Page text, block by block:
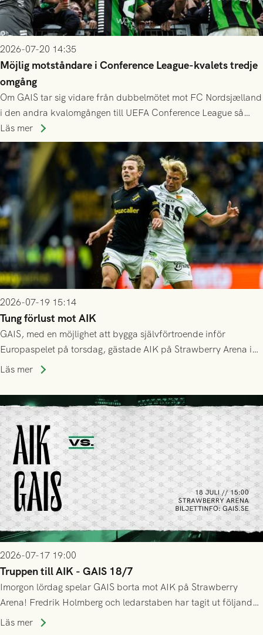
2026-07-20 14:35
Möjlig motståndare i Conference League-kvalets tredje
omgång
Om GAIS tar sig vidare från dubbelmötet mot FC Nordsjælland
i den andra kvalomgången till UEFA Conference League så
spelas den tredje kvalomgången kort därpå. Motståndare blir
då vinnaren i mötet mellan isländska Valur och HŠK Zrinjski
Mostar från Bosnien och Hercegovina.
Läs mer
2026-07-19 15:14
Tung förlust mot AIK
GAIS, med en möjlighet att bygga självförtroende inför
Europaspelet på torsdag, gästade AIK på Strawberry Arena i
Stockholm . Men trots konstant hotande i första halvlek av
lyckades få in 2-0.
Läs mer
2026-07-17 19:00
Truppen till AIK - GAIS 18/7
Imorgon lördag spelar GAIS borta mot AIK på Strawberry
Arena! Fredrik Holmberg och ledarstaben har tagit ut följande
trupp till matchen:
Läs mer